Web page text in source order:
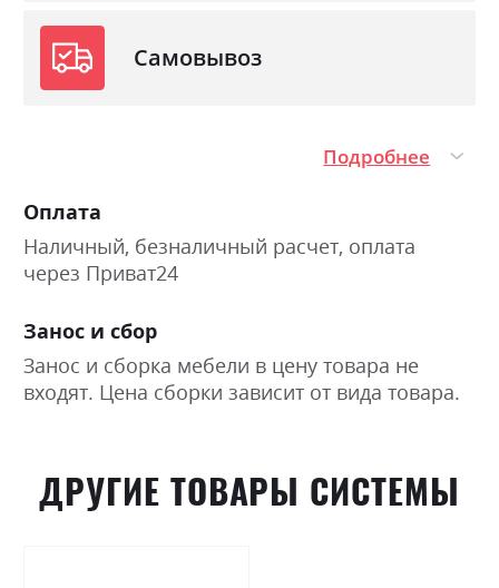
Самовывоз
Подробнее
Оплата
Наличный, безналичный расчет, оплата
через Приват24
Занос и сбор
Занос и сборка мебели в цену товара не
входят. Цена сборки зависит от вида товара.
ДРУГИЕ ТОВАРЫ СИСТЕМЫ